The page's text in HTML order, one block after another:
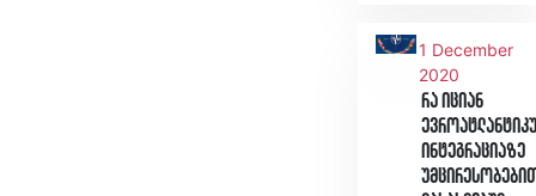
1 December
2020
რა იციან
ინტეგრაციაზე